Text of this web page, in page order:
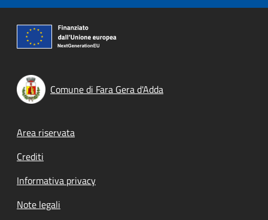
Comune di Fara Gera d'Adda
Footer menu
Area riservata
Crediti
Informativa privacy
Note legali